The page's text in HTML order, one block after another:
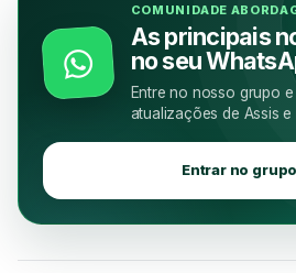
COMUNIDADE
As principais
no seu
Entre no nosso grupo
atualizações de Assis
Entrar no